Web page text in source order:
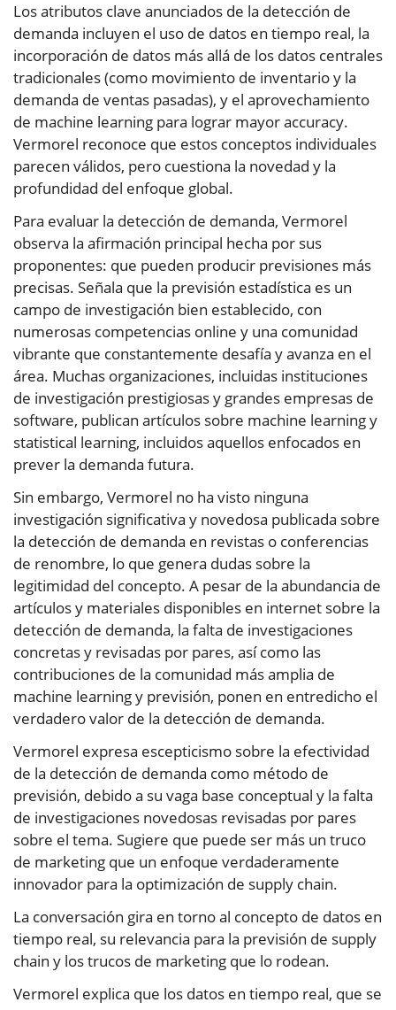
Los atributos clave anunciados de la detección de
demanda incluyen el uso de datos en tiempo real, la
incorporación de datos más allá de los datos centrales
tradicionales (como movimiento de inventario y la
demanda de ventas pasadas), y el aprovechamiento
de machine learning para lograr mayor accuracy.
Vermorel reconoce que estos conceptos individuales
parecen válidos, pero cuestiona la novedad y la
profundidad del enfoque global.
Para evaluar la detección de demanda, Vermorel
observa la afirmación principal hecha por sus
proponentes: que pueden producir previsiones más
precisas. Señala que la previsión estadística es un
campo de investigación bien establecido, con
numerosas competencias online y una comunidad
vibrante que constantemente desafía y avanza en el
área. Muchas organizaciones, incluidas instituciones
de investigación prestigiosas y grandes empresas de
software, publican artículos sobre machine learning y
statistical learning, incluidos aquellos enfocados en
prever la demanda futura.
Sin embargo, Vermorel no ha visto ninguna
investigación significativa y novedosa publicada sobre
la detección de demanda en revistas o conferencias
de renombre, lo que genera dudas sobre la
legitimidad del concepto. A pesar de la abundancia de
artículos y materiales disponibles en internet sobre la
detección de demanda, la falta de investigaciones
concretas y revisadas por pares, así como las
contribuciones de la comunidad más amplia de
machine learning y previsión, ponen en entredicho el
verdadero valor de la detección de demanda.
Vermorel expresa escepticismo sobre la efectividad
de la detección de demanda como método de
previsión, debido a su vaga base conceptual y la falta
de investigaciones novedosas revisadas por pares
sobre el tema. Sugiere que puede ser más un truco
de marketing que un enfoque verdaderamente
innovador para la optimización de supply chain.
La conversación gira en torno al concepto de datos en
tiempo real, su relevancia para la previsión de supply
chain y los trucos de marketing que lo rodean.
Vermorel explica que los datos en tiempo real, que se